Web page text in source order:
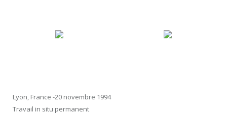
Lyon, France -20 novembre 1994
Travail in situ permanent